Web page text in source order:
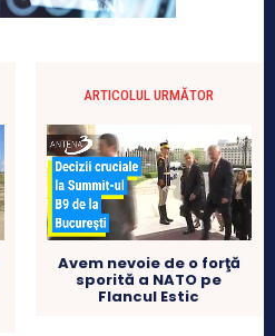
ARTICOLUL URMĂTOR
Avem nevoie de o forţă
sporită a NATO pe
Flancul Estic